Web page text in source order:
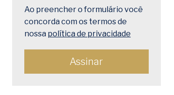
Ao preencher o formulário você
concorda com os termos de
nossa política de privacidade